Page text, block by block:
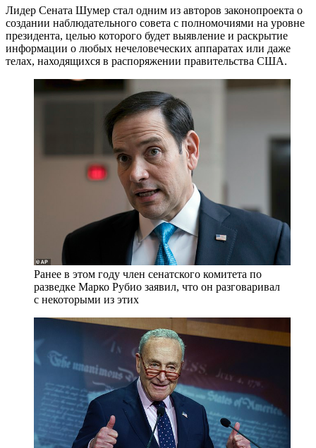
Лидер Сената Шумер стал одним из авторов законопроекта о
создании наблюдательного совета с полномочиями на уровне
президента, целью которого будет выявление и раскрытие
информации о любых нечеловеческих аппаратах или даже
телах, находящихся в распоряжении правительства США.
Ранее в этом году член сенатского комитета по
разведке Марко Рубио заявил, что он разговаривал
с некоторыми из этих